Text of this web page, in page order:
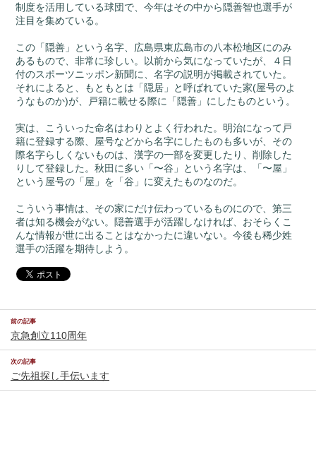
制度を活用している球団で、今年はその中から隠善智也選手が
注目を集めている。
この「隠善」という名字、広島県東広島市の八本松地区にのみ
あるもので、非常に珍しい。以前から気になっていたが、４日
付のスポーツニッポン新聞に、名字の説明が掲載されていた。
それによると、もともとは「隠居」と呼ばれていた家(屋号のよ
うなものか)が、戸籍に載せる際に「隠善」にしたものという。
実は、こういった命名はわりとよく行われた。明治になって戸
籍に登録する際、屋号などから名字にしたものも多いが、その
際名字らしくないものは、漢字の一部を変更したり、削除した
りして登録した。秋田に多い「〜谷」という名字は、「〜屋」
という屋号の「屋」を「谷」に変えたものなのだ。
こういう事情は、その家にだけ伝わっているものにので、第三
者は知る機会がない。隠善選手が活躍しなければ、おそらくこ
んな情報が世に出ることはなかったに違いない。今後も稀少姓
選手の活躍を期待しよう。
前の記事
京急創立110周年
次の記事
ご先祖探し手伝います